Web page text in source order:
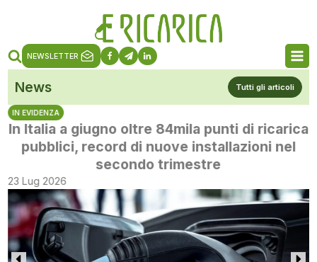
NEWSLETTER
News Tutti gli articoli
IN EVIDENZA
In Italia a giugno oltre 84mila punti di ricarica
pubblici, record di nuove installazioni nel
secondo trimestre
23 Lug 2026